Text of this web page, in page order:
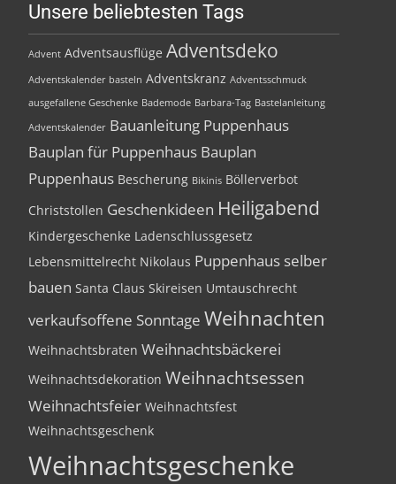
Unsere beliebtesten Tags
Advent Adventsausflüge Adventsdeko
Adventskalender basteln Adventskranz Adventsschmuck
ausgefallene Geschenke Bademode Barbara-Tag Bastelanleitung
Adventskalender Bauanleitung Puppenhaus
Bauplan für Puppenhaus Bauplan
Puppenhaus Bescherung Bikinis Böllerverbot
Christstollen Geschenkideen Heiligabend
Kindergeschenke Ladenschlussgesetz
Lebensmittelrecht Nikolaus Puppenhaus selber
bauen Santa Claus Skireisen Umtauschrecht
verkaufsoffene Sonntage Weihnachten
Weihnachtsbraten Weihnachtsbäckerei
Weihnachtsdekoration Weihnachtsessen
Weihnachtsfeier Weihnachtsfest
Weihnachtsgeschenk
Weihnachtsgeschenke